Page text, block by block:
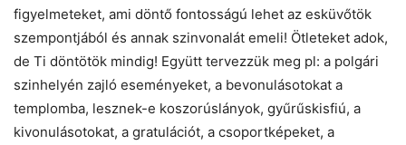
figyelmeteket, ami döntő fontosságú lehet az esküvőtök
szempontjából és annak szinvonalát emeli! Ötleteket adok,
de Ti döntötök mindig! Együtt tervezzük meg pl: a polgári
szinhelyén zajló eseményeket, a bevonulásotokat a
templomba, lesznek-e koszorúslányok, gyűrűskisfiú, a
kivonulásotokat, a gratulációt, a csoportképeket, a